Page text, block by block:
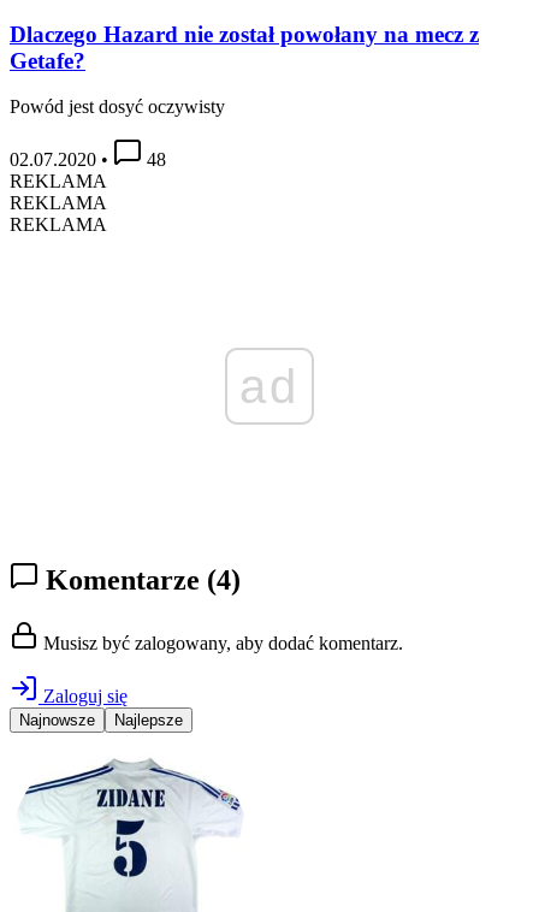
Dlaczego Hazard nie został powołany na mecz z
Getafe?
Powód jest dosyć oczywisty
02.07.2020 •
48
REKLAMA
REKLAMA
REKLAMA
ad
Komentarze (4)
Musisz być zalogowany, aby dodać komentarz.
Zaloguj się
Najnowsze Najlepsze